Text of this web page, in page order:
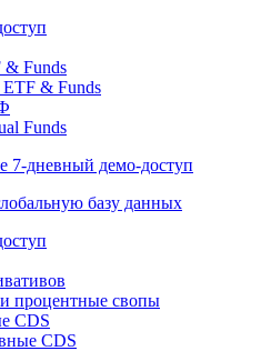
Funds
& Funds
Funds
7-дневный демо-доступ
базу данных
процентные свопы
CDS
CDS